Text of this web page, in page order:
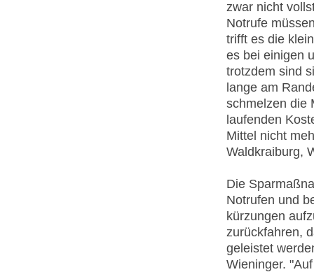
zwar nicht
Notrufe
trifft es die
es bei einigen
trotzdem sind
lange am
schmelzen die
laufenden
Mittel nicht
Waldkraiburg,
Die
Notrufen und
kürzungen
zurückfahren,
geleistet
Wieninger.